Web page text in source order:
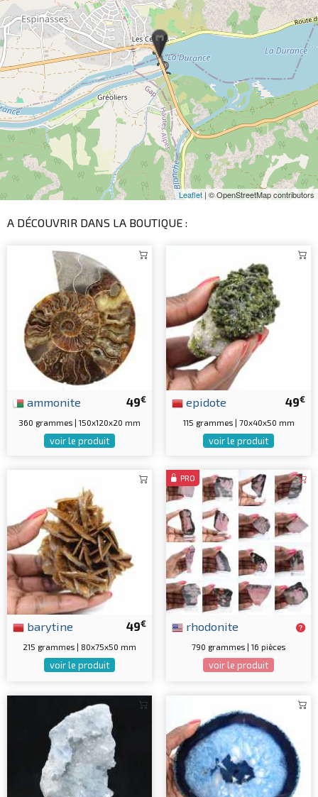
Leaflet | © OpenStreetMap contributors
A DÉCOUVRIR DANS LA BOUTIQUE :
49€
ammonite
360 grammes | 150x120x20 mm
voir le produit
49€
epidote
115 grammes | 70x40x50 mm
voir le produit
49€
barytine
215 grammes | 80x75x50 mm
voir le produit
PRO
rhodonite
790 grammes | 16 pièces
voir le produit